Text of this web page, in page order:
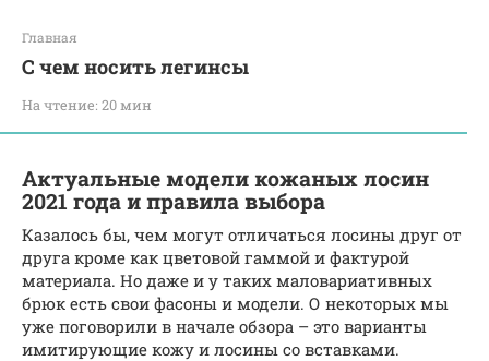
Главная
С чем носить легинсы
На чтение: 20 мин
Актуальные модели кожаных лосин
2021 года и правила выбора
Казалось бы, чем могут отличаться лосины друг от
друга кроме как цветовой гаммой и фактурой
материала. Но даже и у таких маловариативных
брюк есть свои фасоны и модели. О некоторых мы
уже поговорили в начале обзора – это варианты
имитирующие кожу и лосины со вставками.